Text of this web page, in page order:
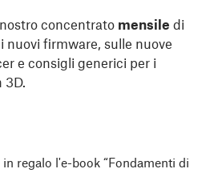
concentrato mensile di
nuovi firmware, sulle nuove
e consigli generici per i
3D.
regalo l'e-book “Fondamenti di